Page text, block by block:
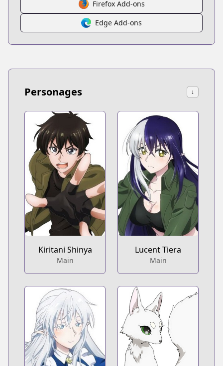
Firefox Add-ons
Edge Add-ons
Personages ↓
Kiritani Shinya
Main
Lucent Tiera
Main